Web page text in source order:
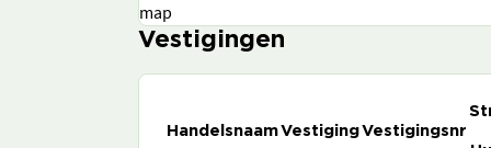
map
Vestigingen
HandelsnaamVestigingVestigingsnr